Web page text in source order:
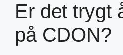
Er det trygt
på CDON?